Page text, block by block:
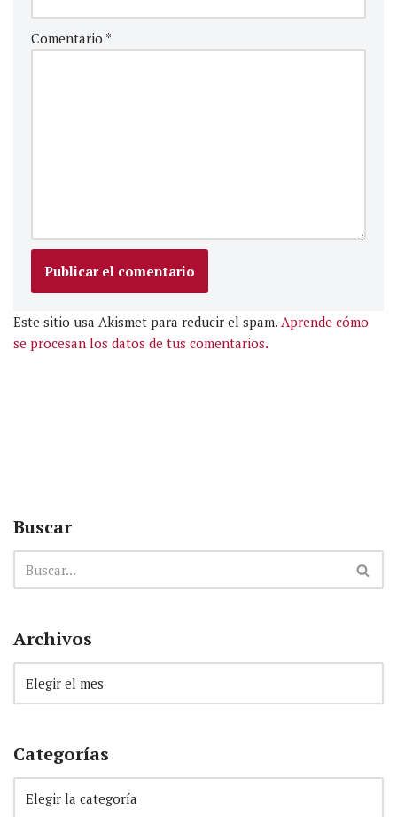
Comentario *
Este sitio usa Akismet para reducir el spam. Aprende cómo
se procesan los datos de tus comentarios.
Buscar
Archivos
Categorías